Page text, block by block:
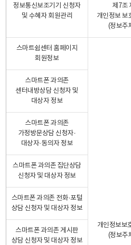
정보통신보조기기 신청자
및 수혜자 회원관리
제7조
개인정보 보
(정보주
스마트쉼센터 홈페이지
회원정보
개인정보보
(정보주
스마트폰 과의존
센터내방상담 신청자 및
대상자 정보
스마트폰 과의존
가정방문상담 신청자·
대상자·동의자 정보
스마트폰 과의존 집단상담
신청자 및 대상자 정보
스마트폰 과의존 전화·포털
상담 신청자 및 대상자 정보
스마트폰 과의존 게시판
상담 신청자 및 대상자 정보